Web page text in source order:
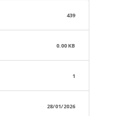
439
0.00 KB
1
28/01/2026